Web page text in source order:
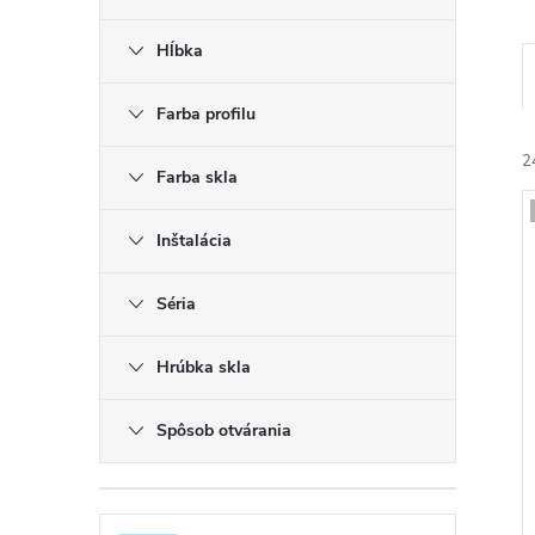
Hĺbka
Farba profilu
Farba skla
Inštalácia
Séria
Hrúbka skla
Spôsob otvárania
a